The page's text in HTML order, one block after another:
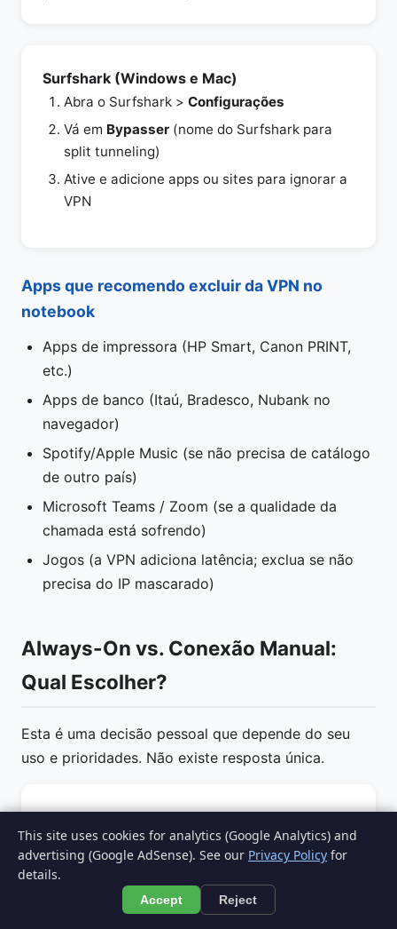
Surfshark (Windows e Mac)
Abra o Surfshark > Configurações
Vá em Bypasser (nome do Surfshark para
split tunneling)
Ative e adicione apps ou sites para ignorar a
VPN
Apps que recomendo excluir da VPN no
notebook
Apps de impressora (HP Smart, Canon PRINT,
etc.)
Apps de banco (Itaú, Bradesco, Nubank no
navegador)
Spotify/Apple Music (se não precisa de catálogo
de outro país)
Microsoft Teams / Zoom (se a qualidade da
chamada está sofrendo)
Jogos (a VPN adiciona latência; exclua se não
precisa do IP mascarado)
Always-On vs. Conexão Manual:
Qual Escolher?
Esta é uma decisão pessoal que depende do seu
uso e prioridades. Não existe resposta única.
Critério
(Sempre
ligada)
Conexão
Manual
Máxima — sem
This site uses cookies for analytics (Google Analytics) and
advertising (Google AdSense). See our Privacy Policy for
details.
Accept Reject